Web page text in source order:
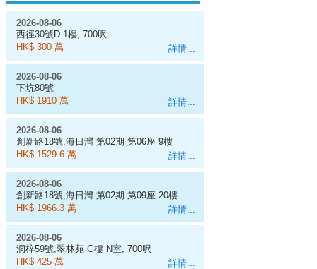
詳情...
2026-08-06
西徑30號D 1樓, 700呎
HK$ 300 萬
詳情...
2026-08-06
下坑80號
HK$ 1910 萬
詳情...
2026-08-06
創新路18號,海日灣 第02期 第06座 9樓
D室
HK$ 1529.6 萬
詳情...
2026-08-06
創新路18號,海日灣 第02期 第09座 20樓
J室
HK$ 1966.3 萬
詳情...
2026-08-06
洞梓59號,翠林苑 G樓 N室, 700呎
HK$ 425 萬